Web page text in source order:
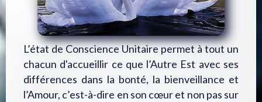
L’état de Conscience Unitaire permet à tout un
chacun d'accueillir ce que l’Autre Est avec ses
différences dans la bonté, la bienveillance et
l’Amour, c’est-à-dire en son cœur et non pas sur